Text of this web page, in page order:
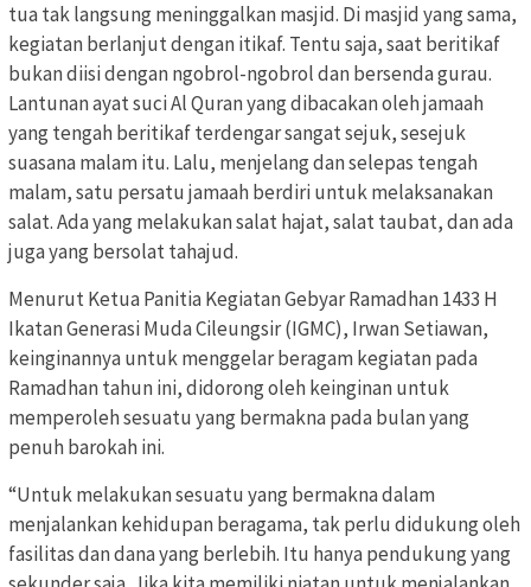
tua tak langsung meninggalkan masjid. Di masjid yang sama,
kegiatan berlanjut dengan itikaf. Tentu saja, saat beritikaf
bukan diisi dengan ngobrol-ngobrol dan bersenda gurau.
Lantunan ayat suci Al Quran yang dibacakan oleh jamaah
yang tengah beritikaf terdengar sangat sejuk, sesejuk
suasana malam itu. Lalu, menjelang dan selepas tengah
malam, satu persatu jamaah berdiri untuk melaksanakan
salat. Ada yang melakukan salat hajat, salat taubat, dan ada
juga yang bersolat tahajud.
Menurut Ketua Panitia Kegiatan Gebyar Ramadhan 1433 H
Ikatan Generasi Muda Cileungsir (IGMC), Irwan Setiawan,
keinginannya untuk menggelar beragam kegiatan pada
Ramadhan tahun ini, didorong oleh keinginan untuk
memperoleh sesuatu yang bermakna pada bulan yang
penuh barokah ini.
“Untuk melakukan sesuatu yang bermakna dalam
menjalankan kehidupan beragama, tak perlu didukung oleh
fasilitas dan dana yang berlebih. Itu hanya pendukung yang